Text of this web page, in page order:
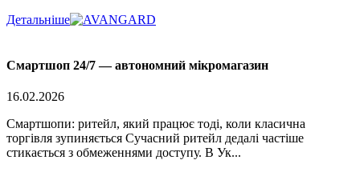
Детальніше
Смартшоп 24/7 — автономний мікромагазин
16.02.2026
Смартшопи: ритейл, який працює тоді, коли класична
торгівля зупиняється Сучасний ритейл дедалі частіше
стикається з обмеженнями доступу. В Ук...